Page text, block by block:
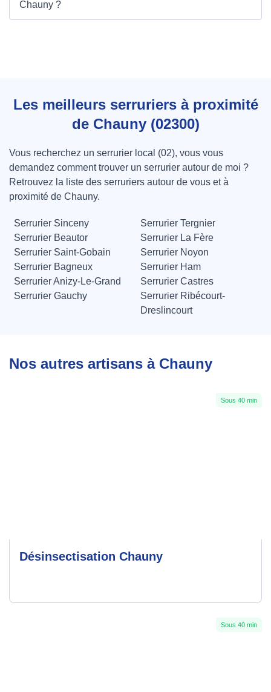
Chauny ?
Les meilleurs serruriers à proximité
de Chauny (02300)
Vous recherchez un serrurier local (02), vous vous
demandez comment trouver un serrurier autour de moi ?
Retrouvez la liste des serruriers autour de vous et à
proximité de Chauny.
Serrurier Sinceny
Serrurier Tergnier
Serrurier Beautor
Serrurier La Fère
Serrurier Saint-Gobain
Serrurier Noyon
Serrurier Bagneux
Serrurier Ham
Serrurier Anizy-Le-Grand
Serrurier Castres
Serrurier Gauchy
Serrurier Ribécourt-
Dreslincourt
Nos autres artisans à Chauny
Sous 40 min
Désinsectisation Chauny
Sous 40 min